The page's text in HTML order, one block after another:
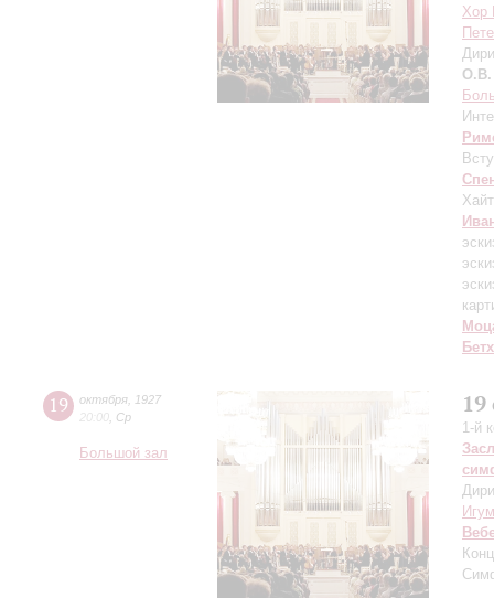
Хор
О.В.
19 октября
1927
20:00 Ср
Большой зал
19
1-й